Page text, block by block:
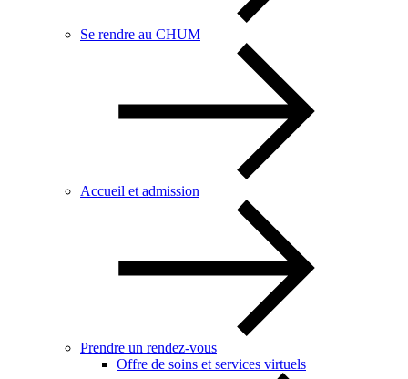
Se rendre au CHUM
Accueil et admission
Prendre un rendez-vous
Offre de soins et services virtuels